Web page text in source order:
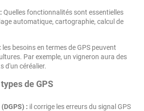
Quelles fonctionnalités sont essentielles
automatique, cartographie, calcul de
les besoins en termes de GPS peuvent
Par exemple, un vigneron aura des
d'un céréalier.
de GPS
: il corrige les erreurs du signal GPS